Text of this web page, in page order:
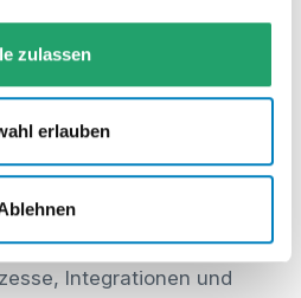
zulassen
erlauben
werden.
Live-System
Testphase für das
erhalten Sie
Diese wird im
Integrationen und